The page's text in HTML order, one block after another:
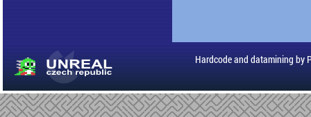
Hardcode and datamining by